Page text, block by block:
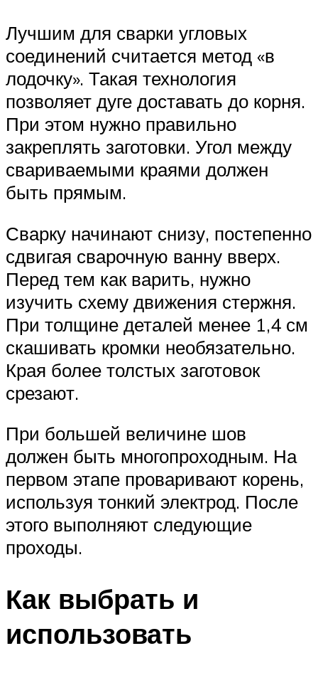
Лучшим для сварки угловых
соединений считается метод «в
лодочку». Такая технология
позволяет дуге доставать до корня.
При этом нужно правильно
закреплять заготовки. Угол между
свариваемыми краями должен
быть прямым.
Сварку начинают снизу, постепенно
сдвигая сварочную ванну вверх.
Перед тем как варить, нужно
изучить схему движения стержня.
При толщине деталей менее 1,4 см
скашивать кромки необязательно.
Края более толстых заготовок
срезают.
При большей величине шов
должен быть многопроходным. На
первом этапе проваривают корень,
используя тонкий электрод. После
этого выполняют следующие
проходы.
Как выбрать и
использовать